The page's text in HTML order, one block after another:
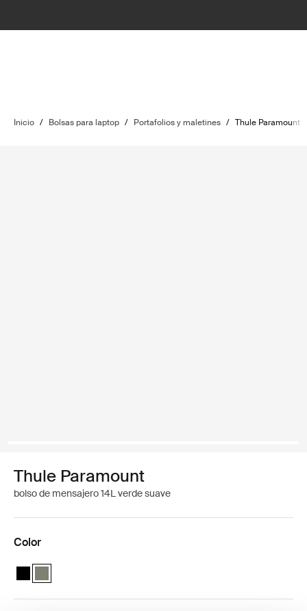
Inicio / Bolsas para laptop / Portafolios y maletines / Thule Paramount
Thule Paramount
bolso de mensajero 14L verde suave
Color
Thule Paramount messenger 14L Negro
Thule Paramount messenger 14L Verde suave (selected)